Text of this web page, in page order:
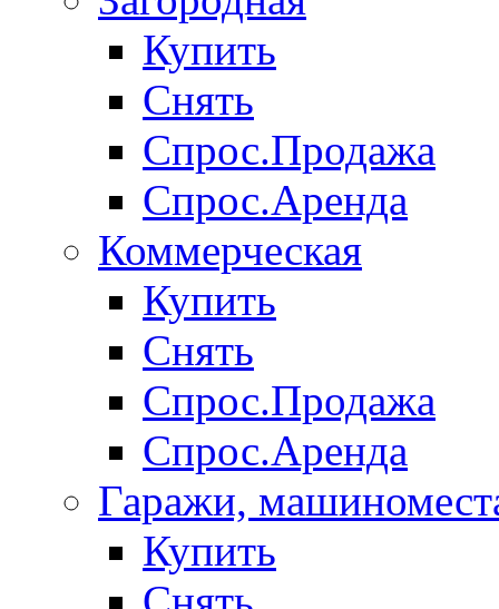
Купить
Снять
Спрос.Продажа
Спрос.Аренда
Коммерческая
Купить
Снять
Спрос.Продажа
Спрос.Аренда
Гаражи,
Купить